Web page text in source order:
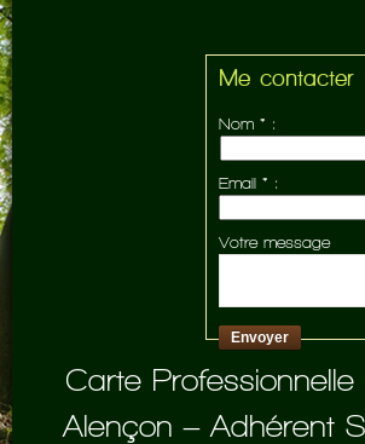
Me contacter
Nom * :
Email * :
Votre message
Carte
Alençon – Adhérent